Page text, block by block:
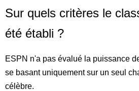
Sur quels critères le
été établi ?
ESPN n'a pas évalué la puissance
se basant uniquement sur un seul
célèbre.